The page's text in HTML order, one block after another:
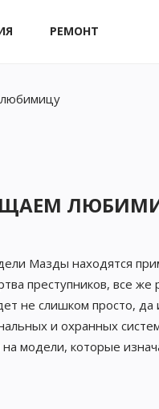
РЕМОНТ
Мазды находятся
преступников, все же
не слишком просто, да
и охранных
модели, которые